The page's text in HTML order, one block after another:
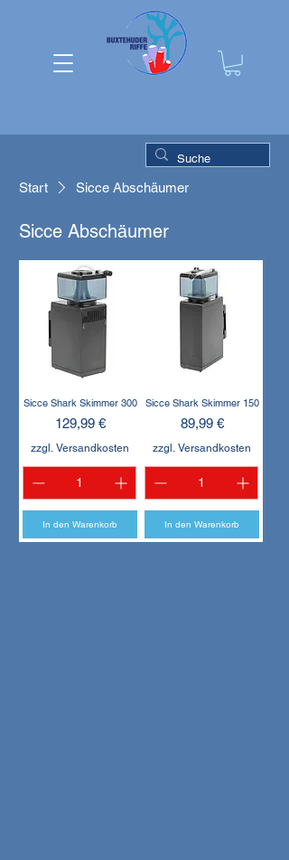
Start Sicce Abschäumer
Sicce Abschäumer
Sicce Shark Skimmer 300
Preis
129,99 €
zzgl. Versandkosten
In den Warenkorb
Sicce Shark Skimmer 150
Preis
89,99 €
zzgl. Versandkosten
In den Warenkorb